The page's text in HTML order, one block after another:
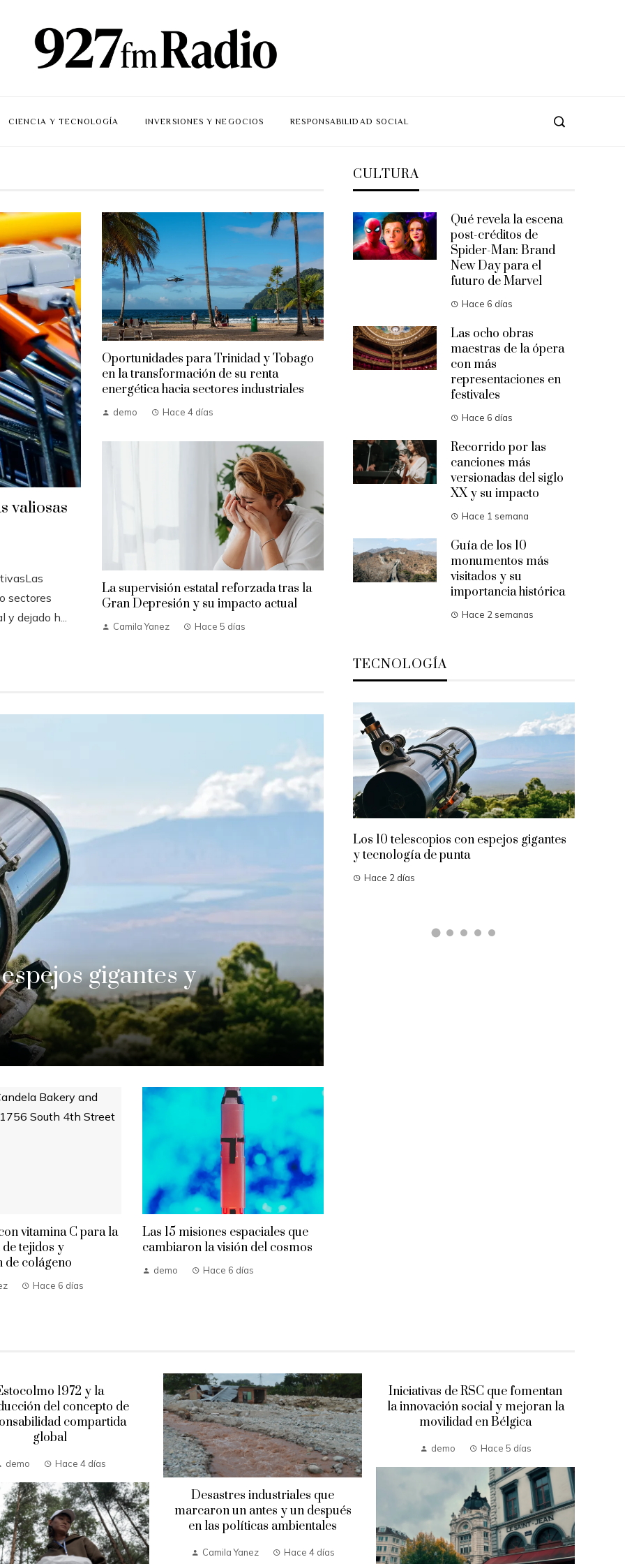
CIENCIA Y TECNOLOGÍA INVERSIONES Y NEGOCIOS RESPONSABILIDAD SOCIAL
valiosas
sectores
dejado h...
Oportunidades para Trinidad y Tobago
en la transformación de su renta
energética hacia sectores industriales
demo Hace 4 días
La supervisión estatal reforzada tras la
Gran Depresión y su impacto actual
Camila Yanez Hace 5 días
gigantes y
vitamina C para la
tejidos y
colágeno
Hace 6 días
Las 15 misiones espaciales que
cambiaron la visión del cosmos
demo Hace 6 días
CULTURA
Qué revela la escena
post-créditos de
Spider-Man: Brand
New Day para el
futuro de Marvel
Hace 6 días
Las ocho obras
maestras de la ópera
con más
representaciones en
festivales
Hace 6 días
Recorrido por las
canciones más
versionadas del siglo
XX y su impacto
Hace 1 semana
Guía de los 10
monumentos más
visitados y su
importancia histórica
Hace 2 semanas
TECNOLOGÍA
que
del cosmos
Hace 1 semana
Los 10 telescopios con espejos gigantes
y tecnología de punta
Hace 2 días
1972 y la
del concepto de
compartida
global
demo Hace 4 días
Desastres industriales que
marcaron un antes y un después
en las políticas ambientales
Camila Yanez Hace 4 días
Iniciativas de RSC que fomentan
la innovación social y mejoran la
movilidad en Bélgica
demo Hace 5 días